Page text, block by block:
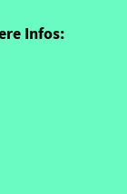
Infos: